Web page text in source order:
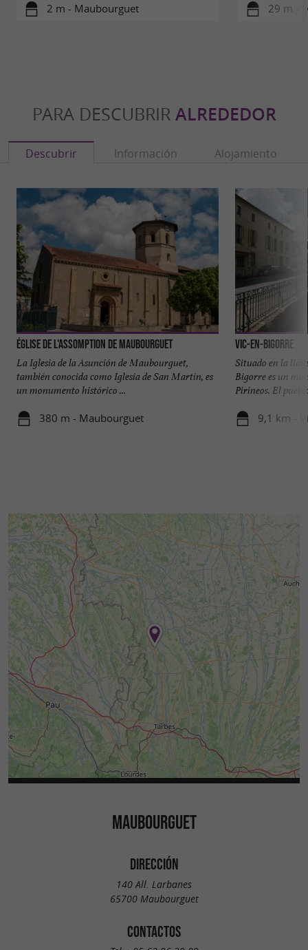
2 m - Maubourguet 29 m -
PARA DESCUBRIR ALREDEDOR
Descubrir Información Alojamiento
Église de l'Assomption de Maubourguet
La Iglesia de la Asunción de Maubourguet,
también conocida como Iglesia de San Martín, es
un monumento histórico ...
380 m - Maubourguet
Vic-en-Bigorre
Situado en la
Bigorre es un
Pirineos. El
9,1 km -
MAUBOURGUET
DIRECCIÓN
140 All. Larbanes
65700 Maubourguet
CONTACTOS